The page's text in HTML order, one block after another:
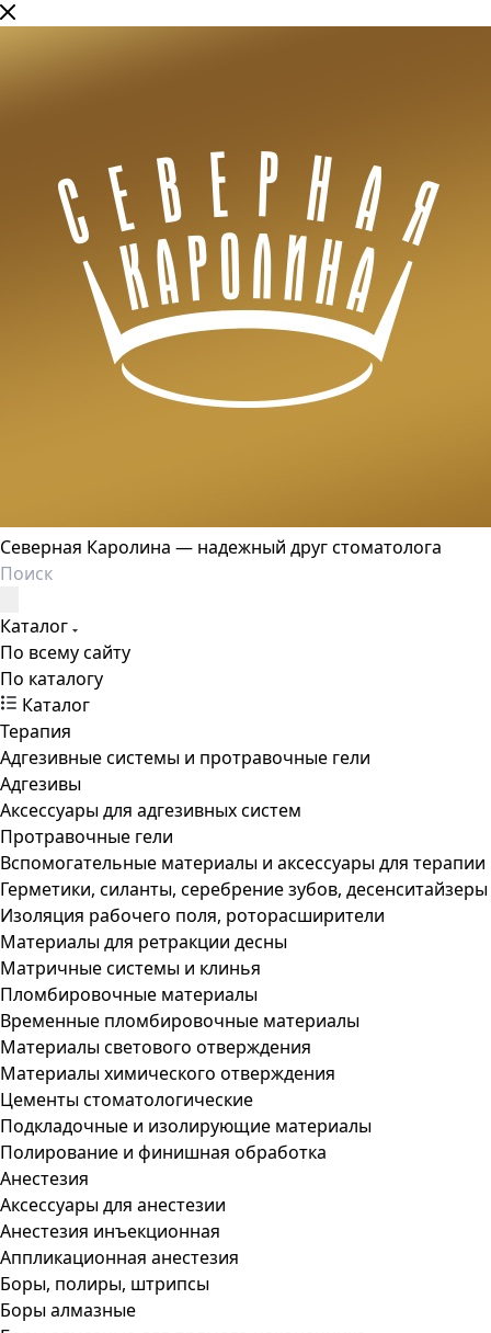
Северная Каролина — надежный друг стоматолога
Каталог
По всему сайту
По каталогу
Каталог
Терапия
Адгезивные системы и протравочные гели
Адгезивы
Аксессуары для адгезивных систем
Протравочные гели
Вспомогательные материалы и аксессуары для терапии
Герметики, силанты, серебрение зубов, десенситайзеры
Изоляция рабочего поля, роторасширители
Материалы для ретракции десны
Матричные системы и клинья
Пломбировочные материалы
Временные пломбировочные материалы
Материалы светового отверждения
Материалы химического отверждения
Цементы стоматологические
Подкладочные и изолирующие материалы
Полирование и финишная обработка
Анестезия
Аксессуары для анестезии
Анестезия инъекционная
Аппликационная анестезия
Боры, полиры, штрипсы
Боры алмазные